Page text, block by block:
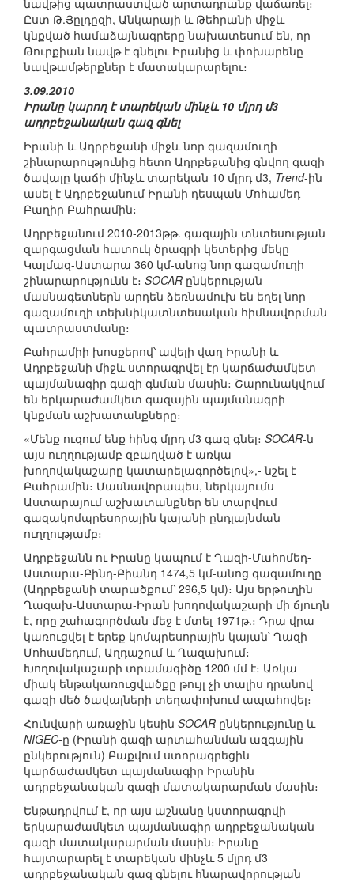
նավթից պատրաստված արտադրանք վաճառել։
Ըստ Թ.Յըլդըզի, Անկարայի և Թեհրանի միջև
կնքված համաձայնագրերը նախատեսում են, որ
Թուրքիան նավթ է գնելու Իրանից և փոխարենը
նավթամթերքներ է մատակարարելու։
3.09.2010
Իրանը կարող է տարեկան մինչև 10 մլրդ մ3
ադրբեջանական գազ գնել
Իրանի և Ադրբեջանի միջև նոր գազամուղի
շինարարությունից հետո Ադրբեջանից գնվող գազի
ծավալը կաճի մինչև տարեկան 10 մլրդ մ3, Trend-ին
ասել է Ադրբեջանում Իրանի դեսպան Մոհամեդ
Բաղիր Բահրամին։
Ադրբեջանում 2010-2013թթ. գազային տնտեսության
զարգացման հատուկ ծրագրի կետերից մեկը
Կալմազ-Աստարա 360 կմ-անոց նոր գազամուղի
շինարարությունն է։ SOCAR ընկերության
մասնագետներն արդեն ձեռնամուխ են եղել նոր
գազամուղի տեխնիկատնտեսական հիմնավորման
պատրաստմանը։
Բահրամիի խոսքերով՝ ավելի վաղ Իրանի և
Ադրբեջանի միջև ստորագրվել էր կարճաժամկետ
պայմանագիր գազի գնման մասին։ Շարունակվում
են երկարաժամկետ գազային պայմանագրի
կնքման աշխատանքները։
«Մենք ուզում ենք հինգ մլրդ մ3 գազ գնել։ SOCAR-ն
այս ուղղությամբ զբաղված է առկա
խողովակաշարը կատարելագործելով»,- նշել է
Բահրամին։ Մասնավորապես, ներկայումս
Աստարայում աշխատանքներ են տարվում
գազակոմպրեսորային կայանի ընդլայնման
ուղղությամբ։
Ադրբեջանն ու Իրանը կապում է Ղազի-Մահոմեդ-
Աստարա-Բինդ-Բիանդ 1474,5 կմ-անոց գազամուղը
(Ադրբեջանի տարածքում՝ 296,5 կմ)։ Այս երթուղին
Ղազախ-Աստարա-Իրան խողովակաշարի մի ճյուղն
է, որը շահագործման մեջ է մտել 1971թ.։ Դրա վրա
կառուցվել է երեք կոմպրեսորային կայան՝ Ղազի-
Մոհամեդում, Աղդաշում և Ղազախում։
Խողովակաշարի տրամագիծը 1200 մմ է։ Առկա
միակ ենթակառուցվածքը թույլ չի տալիս դրանով
գազի մեծ ծավալների տեղափոխում ապահովել։
Հունվարի առաջին կեսին SOCAR ընկերությունը և
NIGEC-ը (Իրանի գազի արտահանման ազգային
ընկերություն) Բաքվում ստորագրեցին
կարճաժամկետ պայմանագիր Իրանին
ադրբեջանական գազի մատակարարման մասին։
Ենթադրվում է, որ այս աշնանը կստորագրվի
երկարաժամկետ պայմանագիր ադրբեջանական
գազի մատակարարման մասին։ Իրանը
հայտարարել է տարեկան մինչև 5 մլրդ մ3
ադրբեջանական գազ գնելու հնարավորության